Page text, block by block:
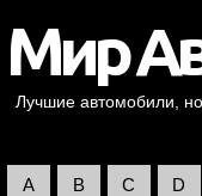
Лучшие автомобили,
A B C D